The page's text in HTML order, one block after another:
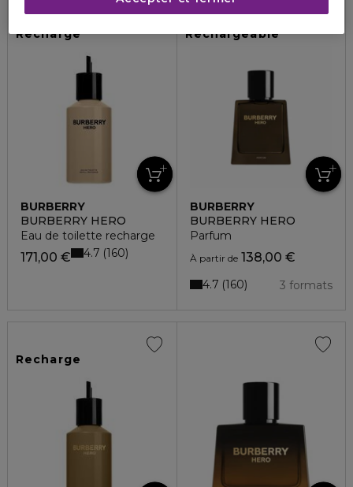
Recharge
BURBERRY
BURBERRY HERO
Eau de toilette recharge
171,00 € 4.7 160
Rechargeable
BURBERRY
BURBERRY HERO
Parfum
À partir de138,00 €
3 formats
4.7 160
Recharge